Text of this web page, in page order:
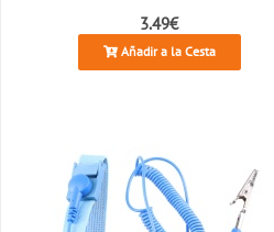
3.49€
Añadir a la Cesta